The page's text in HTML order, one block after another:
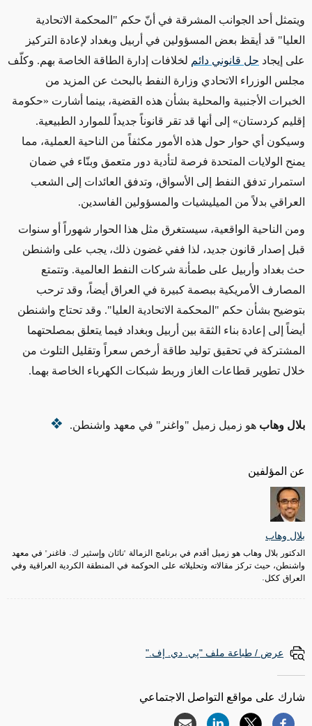
عن المؤلفين
بلال وهاب
الدكتور بلال وهاب هو زميل أقدم في برنامج الزمالة "ناثان وإسثير ك. فاغنر" في معهد
واشنطن، حيث تركز مقالاته وتحليلاته على الحوكمة في المنطقة الكردية العراقية وفي
العراق ككل.
ويتمثل أحد الجوانب المشرقة في أنّ حكم "المحكمة الاتحادية
العليا" ​​قد أيقظ بعض المسؤولين في أربيل وبغداد لإعادة التركيز
على إيجاد حل قانوني دائم لخلافات إدارة الطاقة الخاصة بهم. وكلّف
مجلس الوزراء الاتحادي وزارة النفط بالبحث عن المزيد من
الخبرات الأجنبية والمحلية بشأن هذه القضية، بينما أشارت «حكومة
إقليم كردستان» إلى أنها قد تقر قانوناً جديداً للموارد الطبيعية.
وسيكون أي حوار حول هذه الأمور مكثفاً من الناحية العملية، مما
يمنح الولايات المتحدة فرصة لتأدية دور متعمق وبنّاء في ضمان
استمرار تدفق النفط إلى الأسواق، وتدفق العائدات إلى الشعب
العراقي بدلاً من الميليشيات والمسؤولين الفاسدين.
ومن الناحية الواقعية، سيستغرق مثل هذا الحوار شهوراً أو سنوات
قبل إصدار قانون جديد، لذا ففي غضون ذلك، يجب على واشنطن
حث بغداد وأربيل على طمأنة شركات النفط العالمية. وتتمتع
المصارف الأمريكية ببصمة كبيرة في العراق أيضاً، وقد ترحب
بتوضيح بشأن حكم "المحكمة الاتحادية العليا". وقد تحتاج واشنطن
أيضاً إلى إعادة بناء الثقة بين أربيل وبغداد فيما يتعلق بمصلحتهما
المشتركة في تحقيق توليد طاقة أرخص سعراً وتقليل التلوث من
خلال تطوير قطاعات الغاز وربط شبكات الكهرباء الخاصة بهما.
بلال وهاب هو زميل زميل "واغنر" في معهد واشنطن.
عرض / طباعة ملف "پي. دي. إف."
شارك على مواقع التواصل الاجتماعي